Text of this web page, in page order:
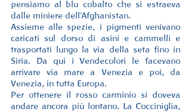
pensiamo al blu cobalto che si estraeva
dalle miniere dell’Afghanistan.
Assieme alle spezie, i pigmenti venivano
caricati sul dorso di asini e cammelli e
trasportati lungo la via della seta fino in
Siria. Da qui i Vendecolori le facevano
arrivare via mare a Venezia e poi, da
Venezia, in tutta Europa.
Per ottenere il rosso carminio si doveva
andare ancora più lontano. La Cocciniglia,